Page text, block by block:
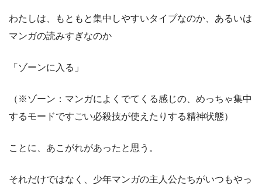
わたしは、もともと集中しやすいタイプなのか、あるいは
マンガの読みすぎなのか
「ゾーンに入る」
（※ゾーン：マンガによくでてくる感じの、めっちゃ集中
するモードですごい必殺技が使えたりする精神状態）
ことに、あこがれがあったと思う。
それだけではなく、少年マンガの主人公たちがいつもやっ